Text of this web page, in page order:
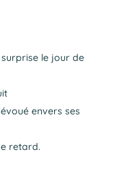
le jour de
envers ses
retard.